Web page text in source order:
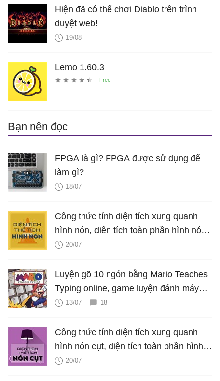
Hiện đã có thể chơi Diablo trên trình
duyệt web!
19/08
Lemo 1.60.3
Bạn nên đọc
FPGA là gì? FPGA được sử dụng để
làm gì?
18/07
Công thức tính diện tích xung quanh
hình nón, diện tích toàn phần hình nón,
thể tích hình nón, V nón
20/07
Luyện gõ 10 ngón bằng Mario Teaches
Typing online, game luyện đánh máy
cực hấp dẫn
13/07 18
Công thức tính diện tích xung quanh
hình nón cụt, diện tích toàn phần hình
nón cụt, thể tích hình nón cụt
20/07